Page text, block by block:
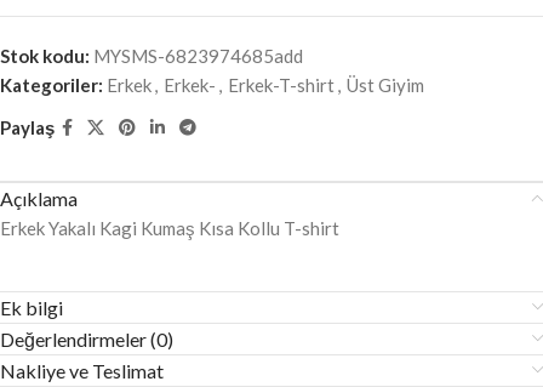
Stok kodu: MYSMS-6823974685add
Kategoriler: Erkek Erkek- Erkek-T-shirt Üst Giyim
Paylaş
Açıklama
Erkek Yakalı Kagi Kumaş Kısa Kollu T-shirt
Ek bilgi
Değerlendirmeler (0)
Nakliye ve Teslimat